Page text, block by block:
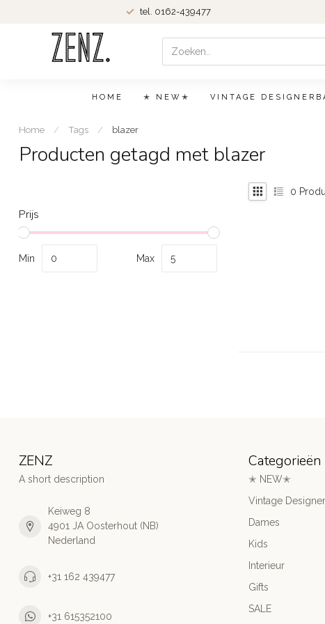
tel. 0162-439477
HOME ✭ NEW✭ VINTAGE
Home / Tags / blazer
Producten getagd met blazer
Prijs
Min Max
0
ZENZ
A short description
Keiweg 8
4901 JA Oosterhout (NB)
Nederland
+31 162 439477
+31 615352100
Categorieën
✭ NEW✭
Vintage
Dames
Kids
Interieur
Gifts
SALE